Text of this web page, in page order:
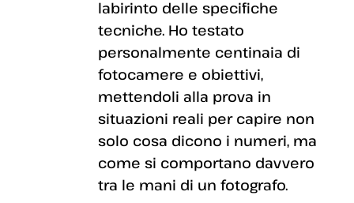
labirinto delle specifiche
tecniche. Ho testato
personalmente centinaia di
fotocamere e obiettivi,
mettendoli alla prova in
situazioni reali per capire non
solo cosa dicono i numeri, ma
come si comportano davvero
tra le mani di un fotografo.